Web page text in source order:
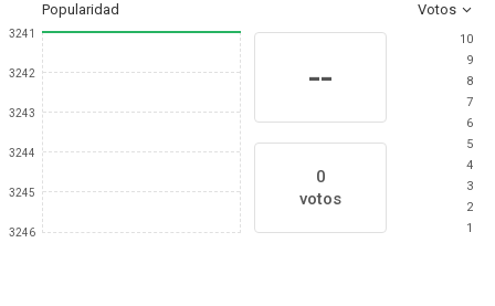
Popularidad Votos
3241
3242
3243
3244
3245
3246
--
0
votos
10
9
8
7
6
5
4
3
2
1